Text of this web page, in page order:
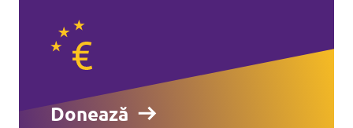
Donează